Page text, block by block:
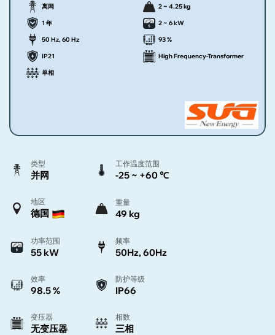
离网 2 ~ 4.25 kg
1 年 2 ~ 6 kW
50 Hz, 60 Hz 93 %
IP21 High Frequency-Transformer
单相
类型
并网
工作温度范围
-25 ~ +60 ℃
地区
德国
重量
49 kg
功率范围
55 kW
频率
50Hz, 60Hz
效率
98.5 %
防护等级
IP66
变压器
无变压器
相数
三相